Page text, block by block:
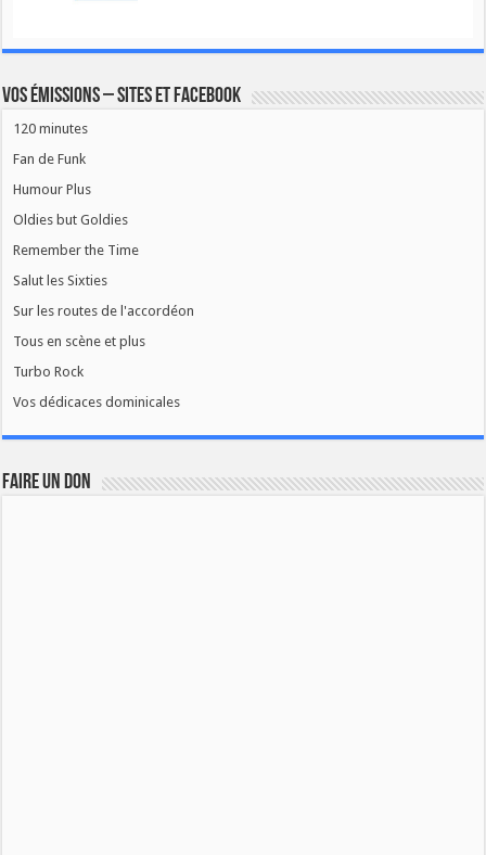
Vos émissions – Sites et Facebook
120 minutes
Fan de Funk
Humour Plus
Oldies but Goldies
Remember the Time
Salut les Sixties
Sur les routes de l'accordéon
Tous en scène et plus
Turbo Rock
Vos dédicaces dominicales
FAIRE UN DON